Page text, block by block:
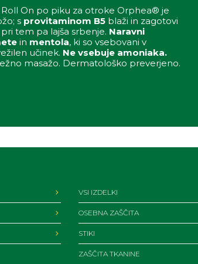
On po piku za otroke Orphea® je
s provitaminom B5 blaži in zagotovi
tem pa lajša srbenje. Naravni
in mentola, ki so vsebovani v
učinek. Ne vsebuje amoniaka.
masažo. Dermatološko preverjeno.
VSI IZDELKI
OSEBNA ZAŠČITA
STIKI
ZAŠČITA TKANINE